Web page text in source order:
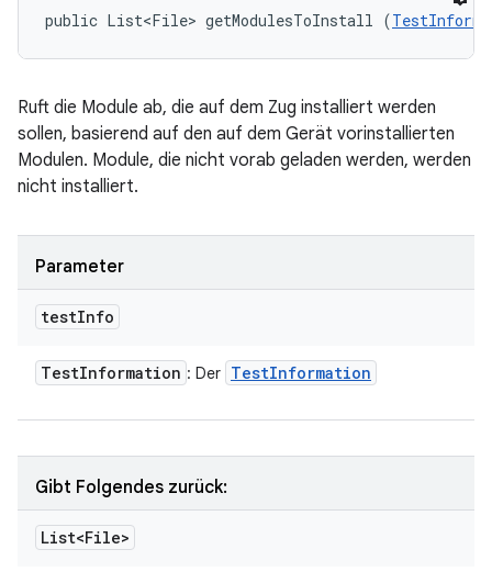
public List<File> getModulesToInstall (
Ruft die Module ab, die auf dem Zug installiert werden
sollen, basierend auf den auf dem Gerät vorinstallierten
Modulen. Module, die nicht vorab geladen werden, werden
nicht installiert.
Parameter
testInfo
TestInformation : Der TestInformation
Gibt Folgendes zurück:
List<File>